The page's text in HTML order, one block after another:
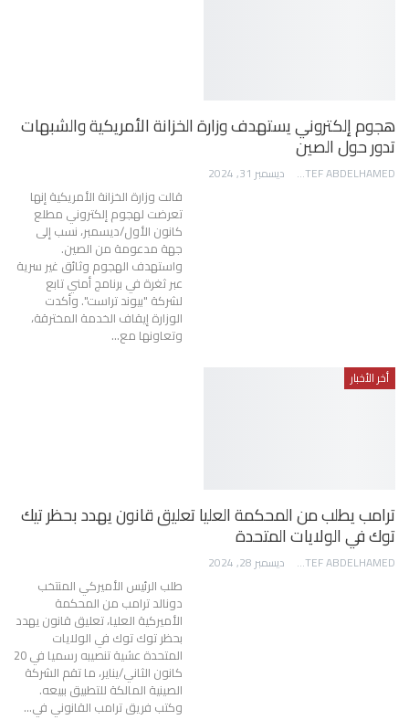
هجوم إلكتروني يستهدف وزارة الخزانة الأمريكية والشبهات
تدور حول الصين
AWATEF ABDELHAMED ديسمبر 31, 2024
قالت وزارة الخزانة الأمريكية إنها
تعرضت لهجوم إلكتروني مطلع
كانون الأول/ديسمبر، نسب إلى
جهة مدعومة من الصين.
واستهدف الهجوم وثائق غير سرية
عبر ثغرة في برنامج أمني تابع
لشركة "بيوند تراست". وأكدت
الوزارة إيقاف الخدمة المخترقة،
وتعاونها مع…
أخر الأخبار
ترامب يطلب من المحكمة العليا تعليق قانون يهدد بحظر تيك
توك في الولايات المتحدة
AWATEF ABDELHAMED ديسمبر 28, 2024
طلب الرئيس الأميركي المنتخب
دونالد ترامب من المحكمة
الأميركية العليا، تعليق قانون يهدد
بحظر توك توك في الولايات
المتحدة عشية تنصيبه رسميا في 20
كانون الثاني/يناير، ما تقم الشركة
الصينية المالكة للتطبيق ببيعه.
وكتب فريق ترامب القانوني في…